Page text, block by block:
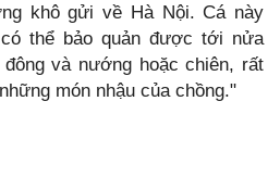
khô gửi về Hà Nội. Cá này
thể bảo quản được tới nửa
và nướng hoặc chiên, rất
món nhậu của chồng."